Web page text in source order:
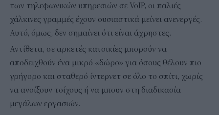
των τηλεφωνικών υπηρεσιών σε VoIP, οι παλιές
χάλκινες γραμμές έχουν ουσιαστικά μείνει ανενεργές.
Αυτό, όμως, δεν σημαίνει ότι είναι άχρηστες.
Αντίθετα, σε αρκετές κατοικίες μπορούν να
αποδειχθούν ένα μικρό «δώρο» για όσους θέλουν πιο
γρήγορο και σταθερό ίντερνετ σε όλο το σπίτι, χωρίς
να ανοίξουν τοίχους ή να μπουν στη διαδικασία
μεγάλων εργασιών.